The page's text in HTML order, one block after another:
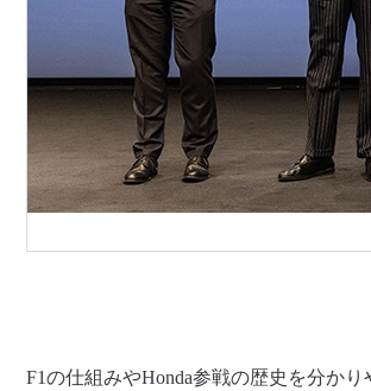
F1の仕組みやHonda参戦の歴史を分かり